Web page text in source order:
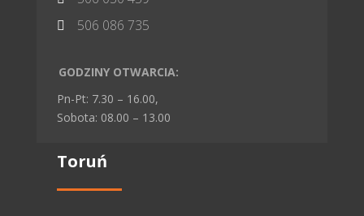
 506 086 735
GODZINY OTWARCIA:
Pn-Pt: 7.30 – 16.00,
Sobota: 08.00 – 13.00
Toruń